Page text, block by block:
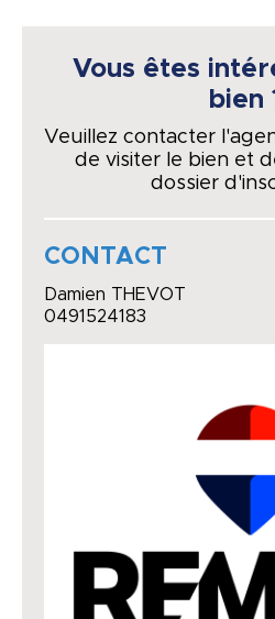
Vous êtes
bien
Veuillez contacter
de visiter le bien et
dossier
CONTACT
Damien THEVOT
0491524183